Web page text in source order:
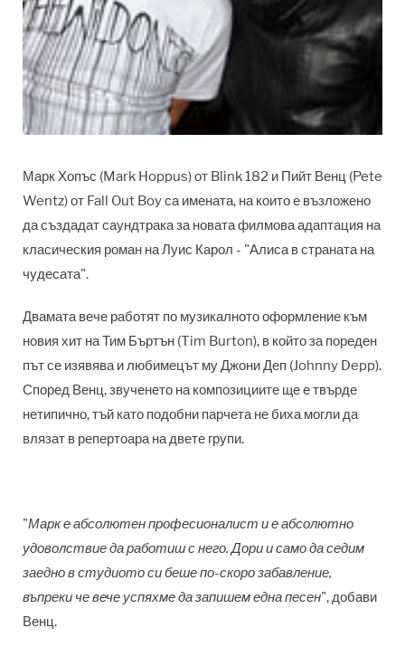
Марк Хопъс (Mark Hoppus) от Blink 182 и Пийт Венц (Pete
Wentz) от Fall Out Boy са имената, на които е възложено
да създадат саундтрака за новата филмова адаптация на
класическия роман на Луис Карол - "Алиса в страната на
чудесата".
Двамата вече работят по музикалното оформление към
новия хит на Тим Бъртън (Tim Burton), в който за пореден
път се изявява и любимецът му Джони Деп (Johnny Depp).
Според Венц, звученето на композициите ще е твърде
нетипично, тъй като подобни парчета не биха могли да
влязат в репертоара на двете групи.
"Марк е абсолютен професионалист и е абсолютно
удоволствие да работиш с него. Дори и само да седим
заедно в студиото си беше по-скоро забавление,
въпреки че вече успяхме да запишем една песен", добави
Венц.